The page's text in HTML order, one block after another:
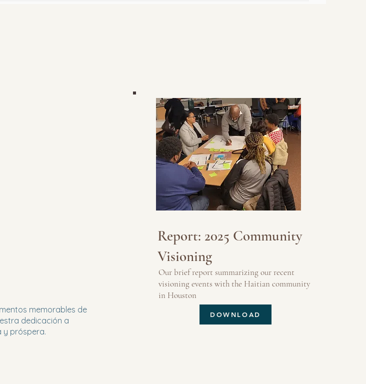
Report: 2025 Community
Visioning
Our brief report summarizing our recent
visioning events with the Haitian community
in Houston
DOWNLOAD
memorables de
dedicación a
y próspera.